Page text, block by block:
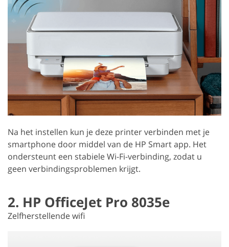
Na het instellen kun je deze printer verbinden met je
smartphone door middel van de HP Smart app. Het
ondersteunt een stabiele Wi-Fi-verbinding, zodat u
geen verbindingsproblemen krijgt.
2. HP OfficeJet Pro 8035e
Zelfherstellende wifi